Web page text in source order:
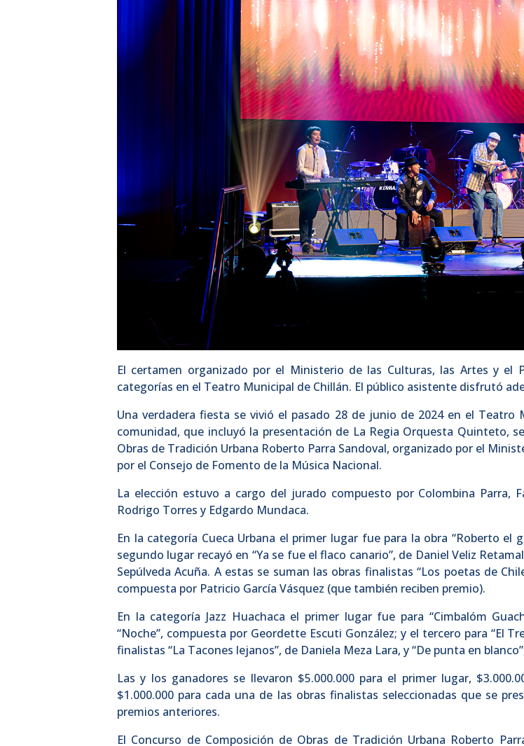
El certamen organizado por el Ministerio de las Culturas, las Artes y el
categorías en el Teatro Municipal de Chillán. El público asistente disfrutó
Una verdadera fiesta se vivió el pasado 28 de junio de 2024 en el
comunidad, que incluyó la presentación de La Regia Orquesta Quinteto,
Obras de Tradición Urbana Roberto Parra Sandoval, organizado por el
por el Consejo de Fomento de la Música Nacional.
La elección estuvo a cargo del jurado compuesto por Colombina Parra,
Rodrigo Torres y Edgardo Mundaca.
En la categoría Cueca Urbana el primer lugar fue para la obra “Roberto el
segundo lugar recayó en “Ya se fue el flaco canario”, de Daniel Veliz
Sepúlveda Acuña. A estas se suman las obras finalistas “Los poetas de
compuesta por Patricio García Vásquez (que también reciben premio).
En la categoría Jazz Huachaca el primer lugar fue para “Cimbalóm
“Noche”, compuesta por Geordette Escuti González; y el tercero para “El
finalistas “La Tacones lejanos”, de Daniela Meza Lara, y “De punta en
Las y los ganadores se llevaron $5.000.000 para el primer lugar,
$1.000.000 para cada una de las obras finalistas seleccionadas que se
premios anteriores.
El Concurso de Composición de Obras de Tradición Urbana Roberto